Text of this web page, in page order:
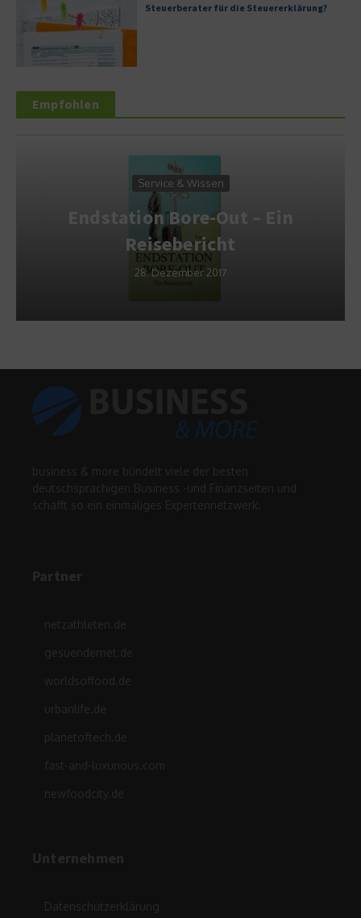
Steuerberater für die Steuererklärung?
Empfohlen
Service & Wissen
Endstation Bore-Out – Ein
Reisebericht
28. Dezember 2017
business & more bündelt viele der besten
deutschsprachigen Business -und Finanzseiten und
schafft so ein einmaliges Expertennetzwerk.
Partner
netzathleten.de
gesuendernet.de
worldsoffood.de
urbanlife.de
planetoftech.de
fast-and-luxurious.com
newfoodcity.de
Unternehmen
Datenschutzerklärung